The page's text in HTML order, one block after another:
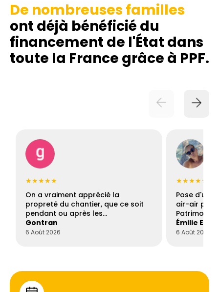
De nombreuses familles
ont déjà bénéficié du
financement de l'État dans
toute la France grâce à PPF.
★★★★★
On a vraiment apprécié la
propreté du chantier, que ce soit
pendant ou après les…
Gontran
6 Août 2026
★★★★★
Pose d'une
air-air par
Patrimoine
Émilie
6 Août 2026